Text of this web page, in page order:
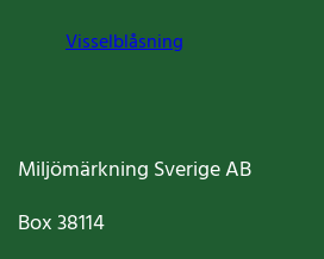
Visselblåsning
Miljömärkning Sverige AB
Box38114